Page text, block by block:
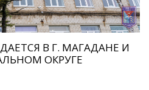
В Г. МАГАДАНЕ И
ОКРУГЕ